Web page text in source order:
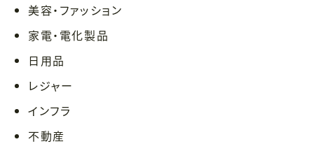
美容・ファッション
家電・電化製品
日用品
レジャー
インフラ
不動産